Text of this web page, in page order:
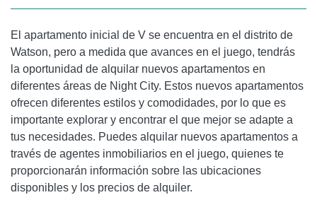
El apartamento inicial de V se encuentra en el distrito de
Watson, pero a medida que avances en el juego, tendrás
la oportunidad de alquilar nuevos apartamentos en
diferentes áreas de Night City. Estos nuevos apartamentos
ofrecen diferentes estilos y comodidades, por lo que es
importante explorar y encontrar el que mejor se adapte a
tus necesidades. Puedes alquilar nuevos apartamentos a
través de agentes inmobiliarios en el juego, quienes te
proporcionarán información sobre las ubicaciones
disponibles y los precios de alquiler.